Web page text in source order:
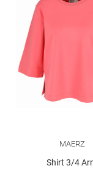
MAERZ
Shirt 3/4